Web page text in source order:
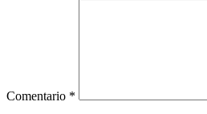
Comentario *